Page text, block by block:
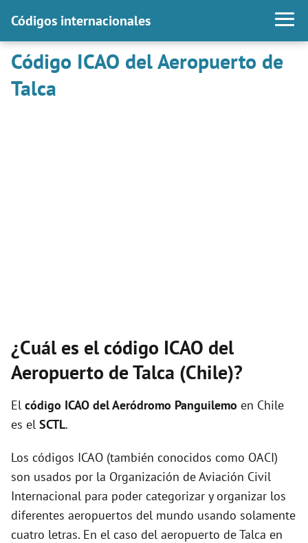
Códigos internacionales
Código ICAO del Aeropuerto de
Talca
¿Cuál es el código ICAO del
Aeropuerto de Talca (Chile)?
El código ICAO delAeródromo Panguilemo en Chile
es el SCTL.
Los códigos ICAO (también conocidos como OACI)
son usados por la Organización de Aviación Civil
Internacional para poder categorizar y organizar los
diferentes aeropuertos del mundo usando solamente
cuatro letras. En el caso del aeropuerto de Talca en